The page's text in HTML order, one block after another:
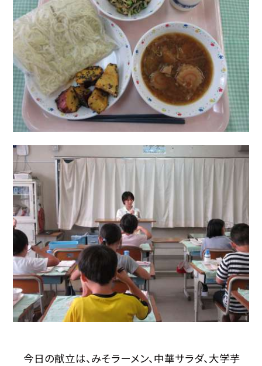
今日の献立は、みそラーメン、中華サラダ、大学芋